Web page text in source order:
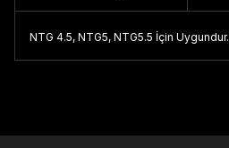
NTG 4.5, NTG5, NTG5.5 İçin Uygundur.